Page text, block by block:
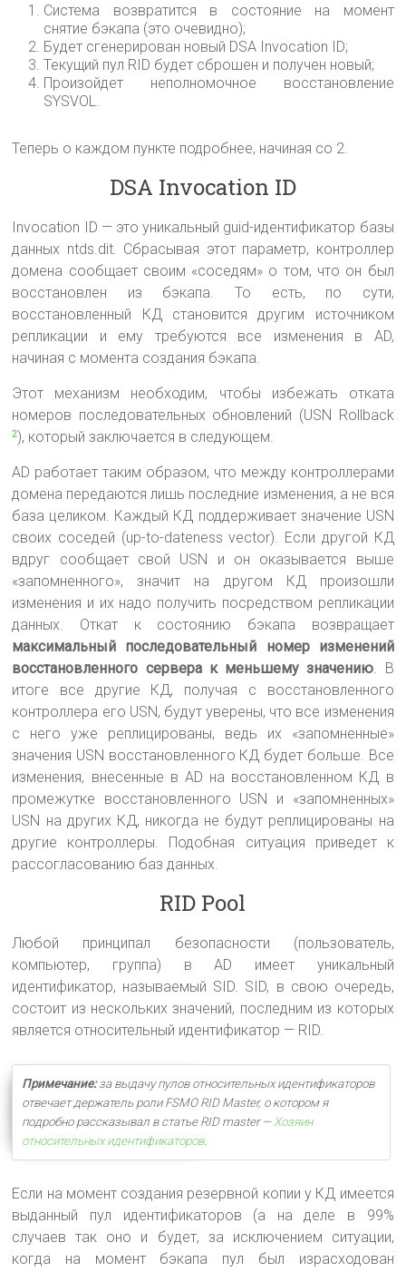
Система возвратится в состояние на момент
снятие бэкапа (это очевидно);
Будет сгенерирован новый DSA Invocation ID;
Текущий пул RID будет сброшен и получен новый;
Произойдет неполномочное восстановление
SYSVOL.
Теперь о каждом пункте подробнее, начиная со 2.
DSA Invocation ID
Invocation ID — это уникальный guid-идентификатор базы
данных ntds.dit. Сбрасывая этот параметр, контроллер
домена сообщает своим «соседям» о том, что он был
восстановлен из бэкапа. То есть, по сути,
восстановленный КД становится другим источником
репликации и ему требуются все изменения в AD,
начиная с момента создания бэкапа.
Этот механизм необходим, чтобы избежать отката
номеров последовательных обновлений (USN Rollback
2), который заключается в следующем.
AD работает таким образом, что между контроллерами
домена передаются лишь последние изменения, а не вся
база целиком. Каждый КД поддерживает значение USN
своих соседей (up-to-dateness vector). Если другой КД
вдруг сообщает свой USN и он оказывается выше
«запомненного», значит на другом КД произошли
изменения и их надо получить посредством репликации
данных. Откат к состоянию бэкапа возвращает
максимальный последовательный номер изменений
восстановленного сервера к меньшему значению. В
итоге все другие КД, получая с восстановленного
контроллера его USN, будут уверены, что все изменения
с него уже реплицированы, ведь их «запомненные»
значения USN восстановленного КД будет больше. Все
изменения, внесенные в AD на восстановленном КД в
промежутке восстановленного USN и «запомненных»
USN на других КД, никогда не будут реплицированы на
другие контроллеры. Подобная ситуация приведет к
рассогласованию баз данных.
RID Pool
Любой принципал безопасности (пользователь,
компьютер, группа) в AD имеет уникальный
идентификатор, называемый SID. SID, в свою очередь,
состоит из нескольких значений, последним из которых
является относительный идентификатор — RID.
Примечание:за выдачу пулов относительных идентификаторов
отвечает держатель роли FSMO RID Master, о котором я
подробно рассказывал в статье RID master — Хозяин
относительных идентификаторов.
Если на момент создания резервной копии у КД имеется
выданный пул идентификаторов (а на деле в 99%
случаев так оно и будет, за исключением ситуации,
когда на момент бэкапа пул был израсходован